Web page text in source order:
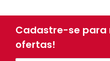
Cadastre-se para
ofertas!